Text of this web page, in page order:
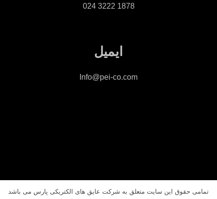
1878 3222 024
ایمیل
Info@pei-co.com
تمامی حقوق این سایت متعلق به شرکت عایق های الکتریکی پارس می باشد